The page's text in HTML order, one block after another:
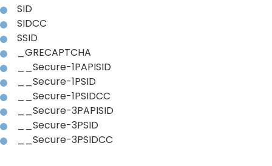
SID
SIDCC
SSID
_GRECAPTCHA
__Secure-1PAPISID
__Secure-1PSID
__Secure-1PSIDCC
__Secure-3PAPISID
__Secure-3PSID
__Secure-3PSIDCC